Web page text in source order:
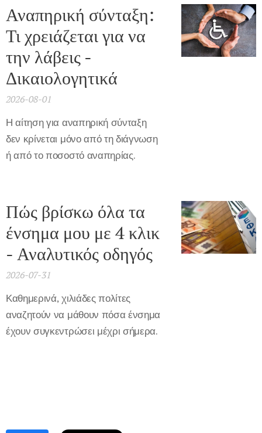
Αναπηρική σύνταξη:
Τι χρειάζεται για να
την λάβεις -
Δικαιολογητικά
2026-08-01
Η αίτηση για αναπηρική σύνταξη
δεν κρίνεται μόνο από τη διάγνωση
ή από το ποσοστό αναπηρίας.
Πώς βρίσκω όλα τα
ένσημα μου με 4 κλικ
- Αναλυτικός οδηγός
2026-07-31
Καθημερινά, χιλιάδες πολίτες
αναζητούν να μάθουν πόσα ένσημα
έχουν συγκεντρώσει μέχρι σήμερα.